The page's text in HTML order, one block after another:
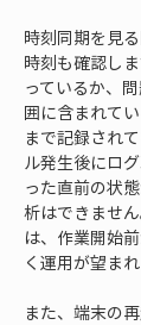
時刻同期を見
時刻も確認し
っているか、
囲に含まれて
まで記録され
ル発生後にロ
った直前の状
析はできませ
は、作業開始
く運用が望まれ
また、端末の